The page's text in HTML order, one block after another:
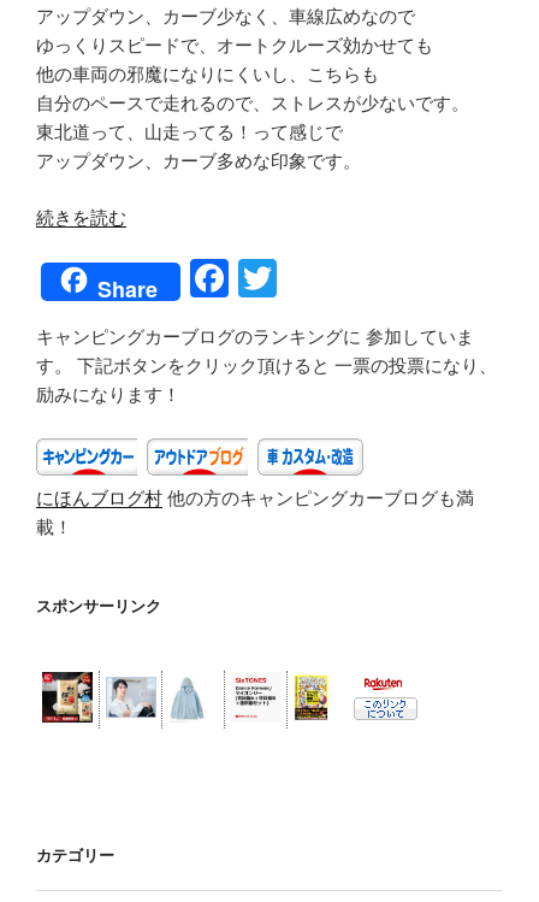
アップダウン、カーブ少なく、車線広めなので
ゆっくりスピードで、オートクルーズ効かせても
他の車両の邪魔になりにくいし、こちらも
自分のペースで走れるので、ストレスが少ないです。
東北道って、山走ってる！って感じで
アップダウン、カーブ多めな印象です。
“ACN
ぶ
く
ま
キ
ャ
プ
ラ
ン
ド
村
郡
続きを読む
Share
F
a
c
b
o
o
tt
キャンピングカーブログのランキングに 参加していま
す。 下記ボタンをクリック頂けると 一票の投票になり、
励みになります！
にほんブログ村 他の方のキャンピングカーブログも満
載！
スポンサーリンク
カテゴリー